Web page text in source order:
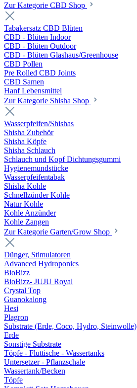
Zur Kategorie CBD Shop
Tabakersatz CBD Blüten
CBD - Blüten Indoor
CBD - Blüten Outdoor
CBD - Blüten Glashaus/Greenhouse
CBD Pollen
Pre Rolled CBD Joints
CBD Samen
Hanf Lebensmittel
Zur Kategorie Shisha Shop
Wasserpfeifen/Shishas
Shisha Zubehör
Shisha Köpfe
Shisha Schlauch
Schlauch und Kopf Dichtungsgummi
Hygienemundstücke
Wasserpfeifentabak
Shisha Kohle
Schnellzünder Kohle
Natur Kohle
Kohle Anzünder
Kohle Zangen
Zur Kategorie Garten/Grow Shop
Dünger, Stimulatoren
Advanced Hydroponics
BioBizz
BioBizz- JUJU Royal
Crystal Top
Guanokalong
Hesi
Plagron
Substrate (Erde, Coco, Hydro, Steinwolle)
Erde
Sonstige Substrate
Töpfe - Fluttische - Wassertanks
Untersetzer - Pflanzschale
Wassertank/Becken
Töpfe